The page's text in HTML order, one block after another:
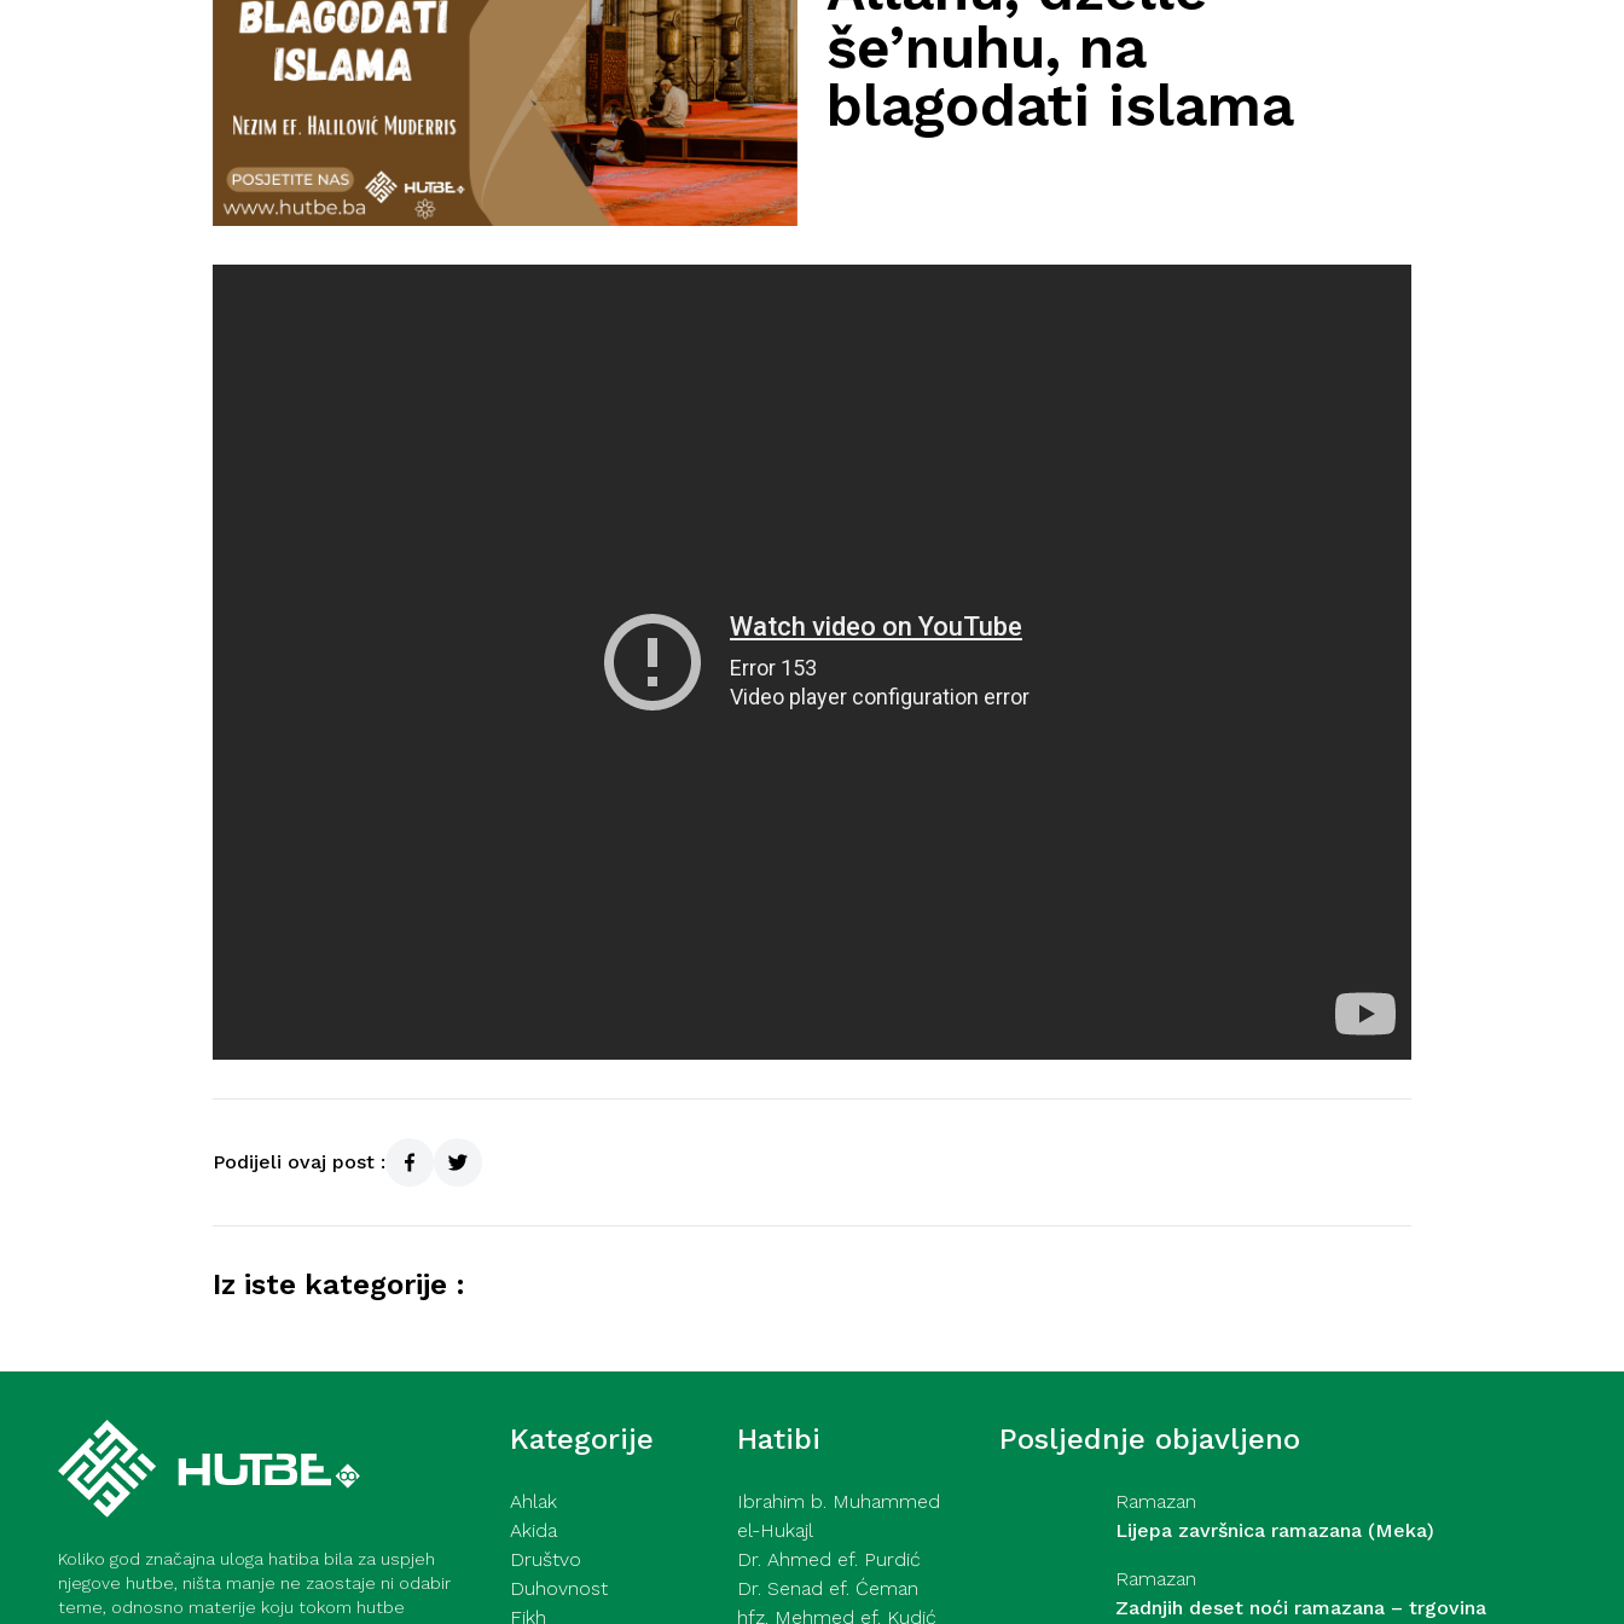
še’nuhu, na
blagodati islama
Podijeli ovaj post :
Iz iste kategorije :
Koliko god značajna uloga hatiba bila za uspjeh
njegove hutbe, ništa manje ne zaostaje ni odabir
teme, odnosno materije koju tokom hutbe
Kategorije
Ahlak
Akida
Društvo
Duhovnost
Fikh
Hatibi
Ibrahim b. Muhammed
el-Hukajl
Dr. Ahmed ef. Purdić
Dr. Senad ef. Ćeman
hfz. Mehmed ef. Kudić
Posljednje objavljeno
Ramazan
Lijepa završnica ramazana (Meka)
Ramazan
Zadnjih deset noći ramazana – trgovina